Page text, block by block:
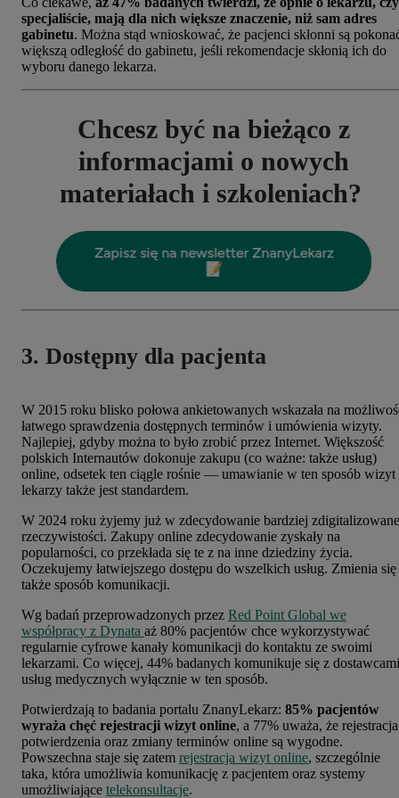
specjaliście, mają dla nich większe znaczenie, niż sam adres
gabinetu. Można stąd wnioskować, że pacjenci skłonni są
większą odległość do gabinetu, jeśli rekomendacje skłonią ich do
wyboru danego lekarza.
Chcesz być na bieżąco z
informacjami o nowych
materiałach i szkoleniach?
3. Dostępny dla pacjenta
W 2015 roku blisko połowa ankietowanych wskazała na
łatwego sprawdzenia dostępnych terminów i umówienia wizyty.
Najlepiej, gdyby można to było zrobić przez Internet. Większość
polskich Internautów dokonuje zakupu (co ważne: także usług)
online, odsetek ten ciągle rośnie — umawianie w ten sposób wizyt
lekarzy także jest standardem.
W 2024 roku żyjemy już w zdecydowanie bardziej
rzeczywistości. Zakupy online zdecydowanie zyskały na
popularności, co przekłada się te z na inne dziedziny życia.
Oczekujemy łatwiejszego dostępu do wszelkich usług. Zmienia się
także sposób komunikacji.
Wg badań przeprowadzonych przez Red Point Global we
współpracy z Dynata aż 80% pacjentów chce wykorzystywać
regularnie cyfrowe kanały komunikacji do kontaktu ze swoimi
lekarzami. Co więcej, 44% badanych komunikuje się z dostawcami
usług medycznych wyłącznie w ten sposób.
Potwierdzają to badania portalu ZnanyLekarz: 85% pacjentów
wyraża chęć rejestracji wizyt online, a 77% uważa, że
potwierdzenia oraz zmiany terminów online są wygodne.
Powszechna staje się zatem rejestracja wizyt online, szczególnie
taka, która umożliwia komunikację z pacjentem oraz systemy
umożliwiające telekonsultacje.